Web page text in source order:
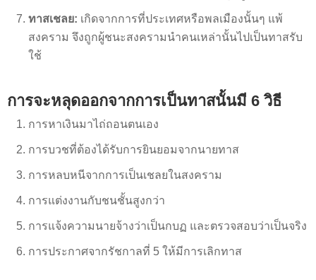
ทาสเชลย: เกิดจากการที่ประเทศหรือพลเมืองนั้นๆ แพ้
สงคราม จึงถูกผู้ชนะสงครามนำคนเหล่านั้นไปเป็นทาสรับ
ใช้
การจะหลุดออกจากการเป็นทาสนั้นมี 6 วิธี
การหาเงินมาไถ่ถอนตนเอง
การบวชที่ต้องได้รับการยินยอมจากนายทาส
การหลบหนีจากการเป็นเชลยในสงคราม
การแต่งงานกับชนชั้นสูงกว่า
การแจ้งความนายจ้างว่าเป็นกบฏ และตรวจสอบว่าเป็นจริง
การประกาศจากรัชกาลที่ 5 ให้มีการเลิกทาส